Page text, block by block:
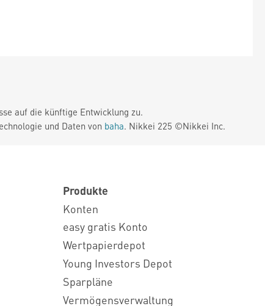
auf die künftige Entwicklung zu.
und Daten von baha. Nikkei 225 ©Nikkei Inc.
Produkte
Konten
easy gratis Konto
Wertpapierdepot
Young Investors Depot
Sparpläne
Vermögensverwaltung